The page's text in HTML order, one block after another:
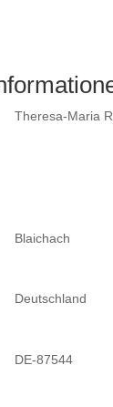
Theresa-Maria
Blaichach
Deutschland
DE-87544